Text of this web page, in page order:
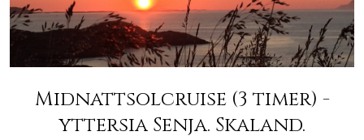
Midnattsolcruise (3 timer) -
yttersia Senja. Skaland.